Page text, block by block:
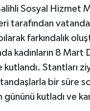
Sosyal Hizmet
tarafından
farkındalık
kadınların 8 Mart
kutlandı. Stantları
bir süre
gününü kutladı ve